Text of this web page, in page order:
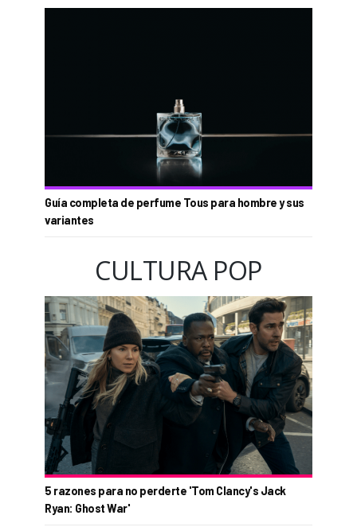
Guía completa de perfume Tous para hombre y sus
variantes
CULTURA POP
5 razones para no perderte 'Tom Clancy's Jack
Ryan: Ghost War'